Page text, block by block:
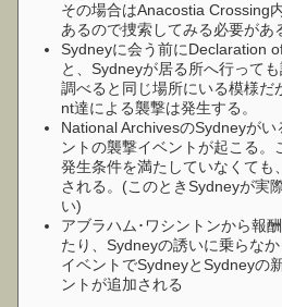
その場合はAnacostia Crossing
あるので捜索してみる必要があ
Sydneyに会う前にDeclaration
と、Sydneyが居る所へ行って
調べると同じ場所にいる模様だ
nt達による襲撃は発生する。
National ArchivesのSydneyが
ントの襲撃イベントが起こる。
発生条件を満たしていなくても
される。(このときSydneyが実
い)
アブラハム･ワシントンから報
たり、Sydneyの誘いに乗らな
イベントでSydneyとSydneyの
ントが追加される